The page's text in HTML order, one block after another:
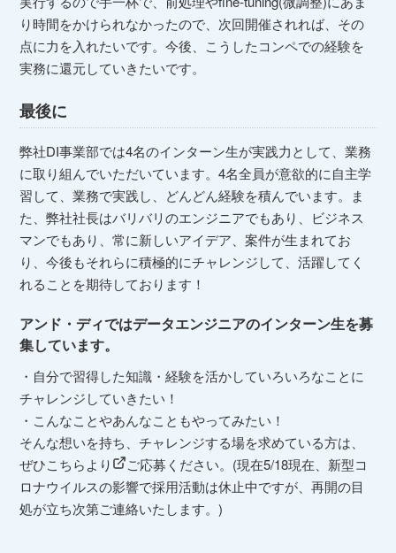
り時間をかけられなかったので、次回開催されれば、その
点に力を入れたいです。今後、こうしたコンペでの経験を
実務に還元していきたいです。
最後に
弊社DI事業部では4名のインターン生が実践力として、業務
に取り組んでいただいています。4名全員が意欲的に自主学
習して、業務で実践し、どんどん経験を積んでいます。ま
た、弊社社長はバリバリのエンジニアでもあり、ビジネス
マンでもあり、常に新しいアイデア、案件が生まれてお
り、今後もそれらに積極的にチャレンジして、活躍してく
れることを期待しております！
アンド・ディではデータエンジニアのインターン生を募
集しています。
・自分で習得した知識・経験を活かしていろいろなことに
チャレンジしていきたい！
・こんなことやあんなこともやってみたい！
そんな想いを持ち、チャレンジする場を求めている方は、
ぜひこちらより
ご応募ください。(現在5/18現在、新型コ
ロナウイルスの影響で採用活動は休止中ですが、再開の目
処が立ち次第ご連絡いたします。)